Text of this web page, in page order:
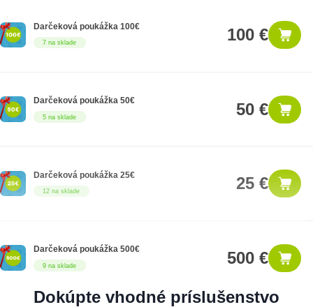
7 na sklade
Darčeková poukážka 100€ 100 €
5 na sklade
Darčeková poukážka 50€ 50 €
12 na sklade
Darčeková poukážka 25€ 25 €
9 na sklade
Darčeková poukážka 500€ 500 €
Dokúpte vhodné príslušenstvo